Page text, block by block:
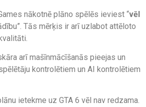
nākotnē plāno spēlēs ieviest “vēl
Tās mērķis ir arī uzlabot attēloto
arī mašīnmācīšanās pieejas un
kontrolētiem un AI kontrolētiem
ietekme uz GTA 6 vēl nav redzama.